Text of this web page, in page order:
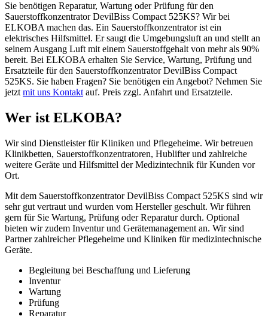
Sie benötigen Reparatur, Wartung oder Prüfung für den
Sauerstoffkonzentrator DevilBiss Compact 525KS? Wir bei
ELKOBA machen das. Ein Sauerstoffkonzentrator ist ein
elektrisches Hilfsmittel. Er saugt die Umgebungsluft an und stellt an
seinem Ausgang Luft mit einem Sauerstoffgehalt von mehr als 90%
bereit. Bei ELKOBA erhalten Sie Service, Wartung, Prüfung und
Ersatzteile für den Sauerstoffkonzentrator DevilBiss Compact
525KS. Sie haben Fragen? Sie benötigen ein Angebot? Nehmen Sie
jetzt mit uns Kontakt auf. Preis zzgl. Anfahrt und Ersatzteile.
Wer ist ELKOBA?
Wir sind Dienstleister für Kliniken und Pflegeheime. Wir betreuen
Klinikbetten, Sauerstoffkonzentratoren, Hublifter und zahlreiche
weitere Geräte und Hilfsmittel der Medizintechnik für Kunden vor
Ort.
Mit dem Sauerstoffkonzentrator DevilBiss Compact 525KS sind wir
sehr gut vertraut und wurden vom Hersteller geschult. Wir führen
gern für Sie Wartung, Prüfung oder Reparatur durch. Optional
bieten wir zudem Inventur und Gerätemanagement an. Wir sind
Partner zahlreicher Pflegeheime und Kliniken für medizintechnische
Geräte.
Begleitung bei Beschaffung und Lieferung
Inventur
Wartung
Prüfung
Reparatur